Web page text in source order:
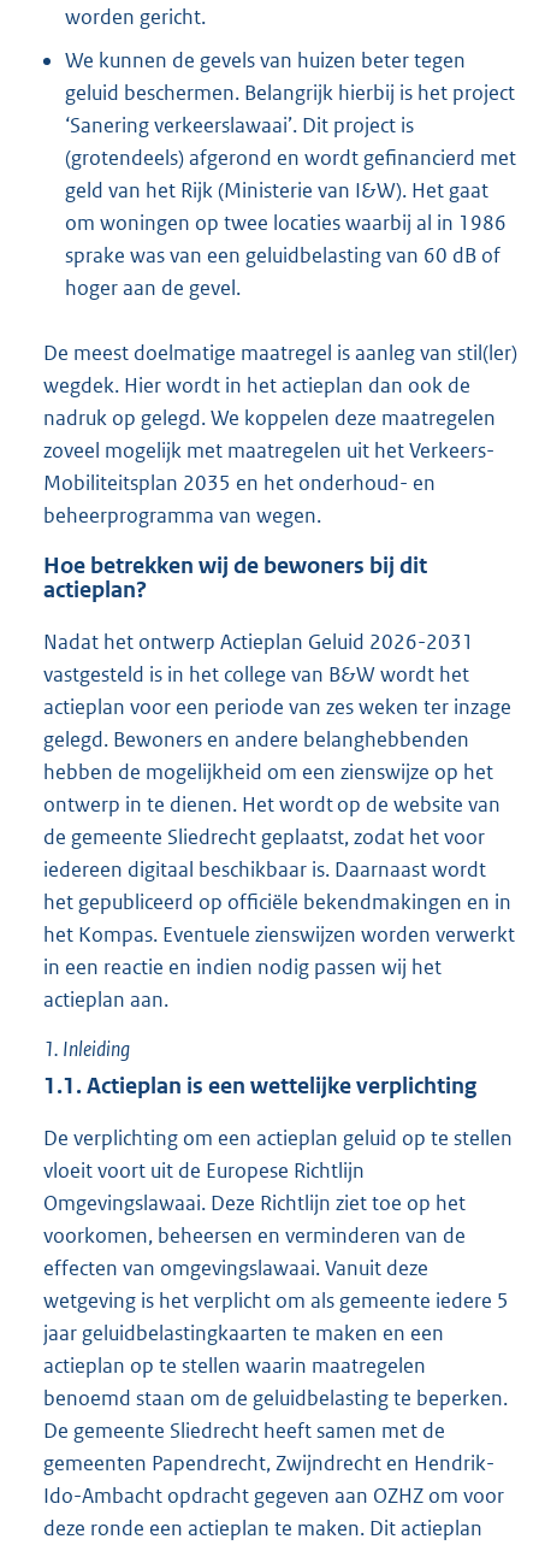
worden gericht.
We kunnen de gevels van huizen beter tegen
geluid beschermen. Belangrijk hierbij is het project
‘Sanering verkeerslawaai’. Dit project is
(grotendeels) afgerond en wordt gefinancierd met
geld van het Rijk (Ministerie van I&W). Het gaat
om woningen op twee locaties waarbij al in 1986
sprake was van een geluidbelasting van 60 dB of
hoger aan de gevel.
De meest doelmatige maatregel is aanleg van stil(ler)
wegdek. Hier wordt in het actieplan dan ook de
nadruk op gelegd. We koppelen deze maatregelen
zoveel mogelijk met maatregelen uit het Verkeers-
Mobiliteitsplan 2035 en het onderhoud- en
beheerprogramma van wegen.
Hoe betrekken wij de bewoners bij dit
actieplan?
Nadat het ontwerp Actieplan Geluid 2026-2031
vastgesteld is in het college van B&W wordt het
actieplan voor een periode van zes weken ter inzage
gelegd. Bewoners en andere belanghebbenden
hebben de mogelijkheid om een zienswijze op het
ontwerp in te dienen. Het wordt op de website van
de gemeente Sliedrecht geplaatst, zodat het voor
iedereen digitaal beschikbaar is. Daarnaast wordt
het gepubliceerd op officiële bekendmakingen en in
het Kompas. Eventuele zienswijzen worden verwerkt
in een reactie en indien nodig passen wij het
actieplan aan.
1. Inleiding
1.1.Actieplan is een wettelijke verplichting
De verplichting om een actieplan geluid op te stellen
vloeit voort uit de Europese Richtlijn
Omgevingslawaai. Deze Richtlijn ziet toe op het
voorkomen, beheersen en verminderen van de
effecten van omgevingslawaai. Vanuit deze
wetgeving is het verplicht om als gemeente iedere 5
jaar geluidbelastingkaarten te maken en een
actieplan op te stellen waarin maatregelen
benoemd staan om de geluidbelasting te beperken.
De gemeente Sliedrecht heeft samen met de
gemeenten Papendrecht, Zwijndrecht en Hendrik-
Ido-Ambacht opdracht gegeven aan OZHZ om voor
deze ronde een actieplan te maken. Dit actieplan